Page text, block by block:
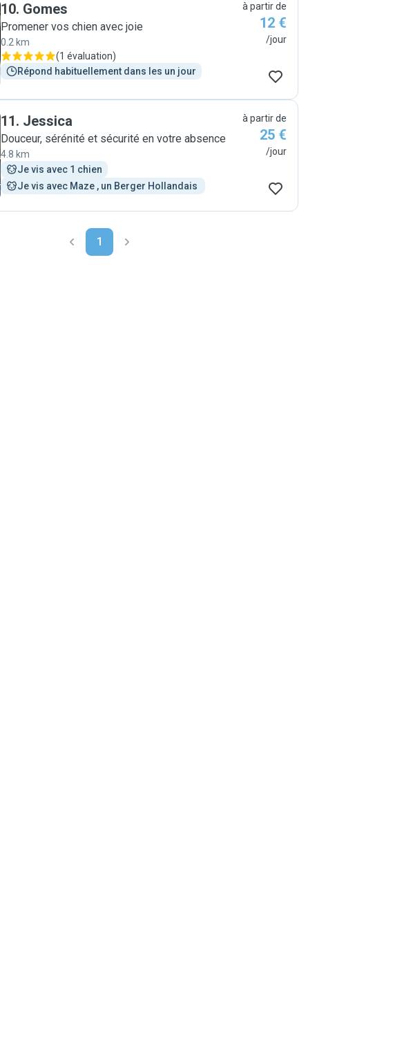
10. Gomes
Promener vos chien avec joie
0.2 km
(1 évaluation)
Répond habituellement dans les un jour
à partir de
12 €
/jour
11. Jessica
Douceur, sérénité et sécurité en votre absence
4.8 km
Je vis avec 1 chien
Je vis avec Maze , un Berger Hollandais
à partir de
25 €
/jour
1